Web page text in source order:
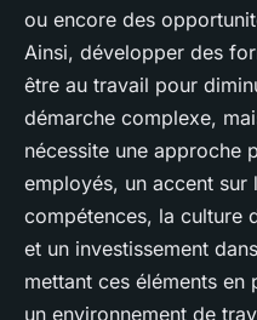
ou encore des
Ainsi, développer des
être au travail pour
démarche complexe,
nécessite une approche
employés, un accent sur
compétences, la culture
et un investissement
mettant ces éléments
un environnement de